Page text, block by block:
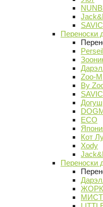
SAVIC
Переноски
Zoo-M
By
SAVIC
Догуш
ECO
Кот
Xody
Переноски